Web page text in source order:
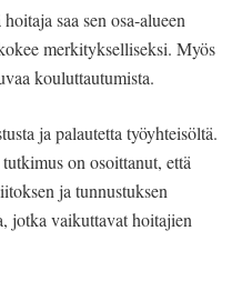
saa sen osa-alueen
merkitykselliseksi. Myös
kouluttautumista.
ja palautetta työyhteisöltä.
on osoittanut, että
ja tunnustuksen
jotka vaikuttavat hoitajien